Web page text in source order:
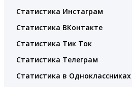
Статистика Инстаграм
Статистика ВКонтакте
Статистика Тик Ток
Статистика Телеграм
Статистика в Одноклассниках